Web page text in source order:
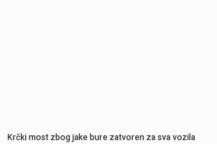
Krčki most zbog jake bure zatvoren za sva vozila